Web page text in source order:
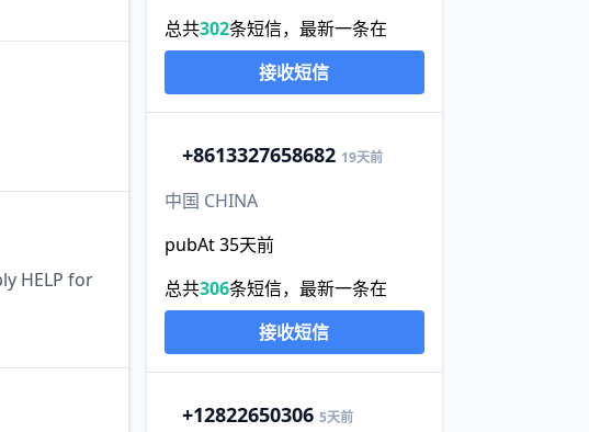
HELP for
总共302条短信，最新一条在
接收短信
+8613327658682 19天前
中国 CHINA
pubAt 35天前
总共306条短信，最新一条在
接收短信
+12822650306 5天前